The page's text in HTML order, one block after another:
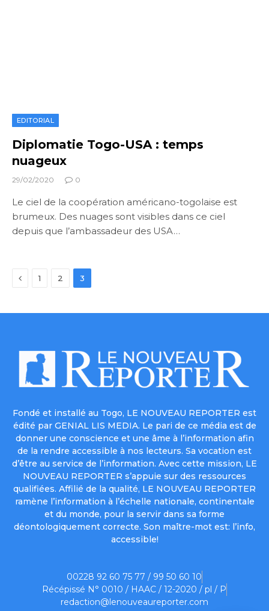
EDITORIAL
Diplomatie Togo-USA : temps
nuageux
29/02/2020 0
Le ciel de la coopération américano-togolaise est
brumeux. Des nuages sont visibles dans ce ciel
depuis que l’ambassadeur des USA…
Previous
1 2 3
Fondé et installé au Togo, LE NOUVEAU REPORTER est
édité par GENIAL LIS MEDIA. Le pari de ce média est de
donner une conscience et une âme à l’information afin
de la rendre accessible à nos lecteurs. Sa vocation est
d’être au service de l’information. Avec cette mission, LE
NOUVEAU REPORTER s’appuie sur des ressources
qualifiées. Affilié de la qualité, LE NOUVEAU REPORTER
ramène l’information à l’échelle nationale, continentale
et du monde, pour la servir dans sa forme
déontologiquement correcte. Son maître-mot est: l’info,
accessible!
00228 92 60 75 77 / 99 50 60 10
Récépissé N° 0010 / HAAC / 12-2020 / pl / P
redaction@lenouveaureporter.com